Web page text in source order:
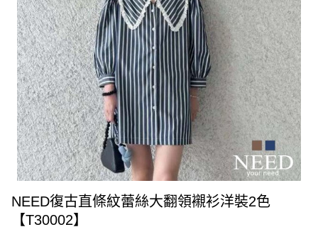
NEED復古直條紋蕾絲大翻領襯衫洋裝2色
【T30002】